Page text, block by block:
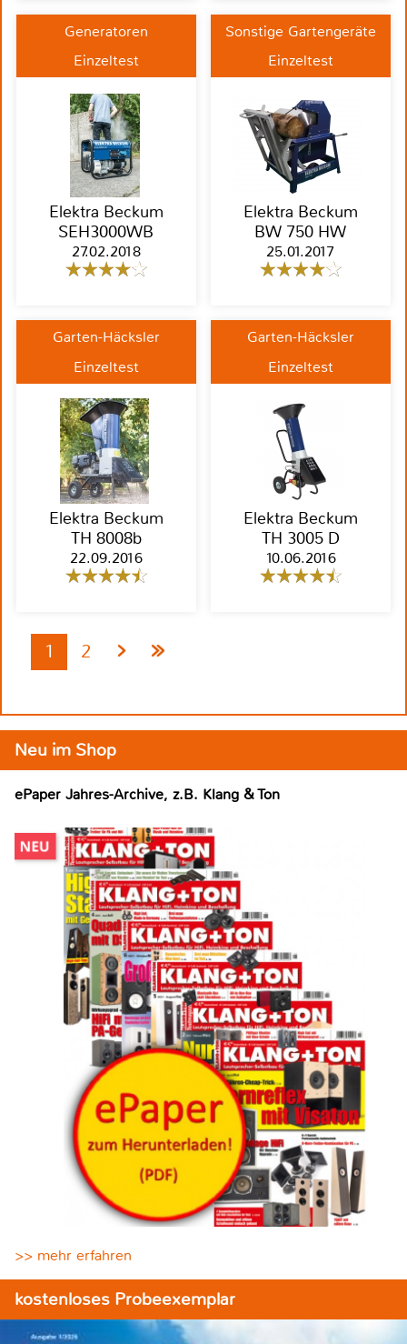
Generatoren
Einzeltest
Elektra Beckum
SEH3000WB
27.02.2018
Sonstige Gartengeräte
Einzeltest
Elektra Beckum
BW 750 HW
25.01.2017
Garten-Häcksler
Einzeltest
Elektra Beckum
TH 8008b
22.09.2016
Garten-Häcksler
Einzeltest
Elektra Beckum
TH 3005 D
10.06.2016
1 2
Neu im Shop
ePaper Jahres-Archive, z.B. Klang & Ton
>> mehr erfahren
kostenloses Probeexemplar